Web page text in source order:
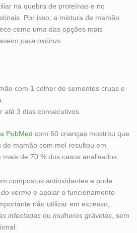
na quebra de proteínas e no
Por isso, a mistura de mamão
como uma das opções mais
para oxiúrus
com 1 colher de sementes cruas e
até 3 dias consecutivos.
PubMed com 60 crianças mostrou que
mamão com mel resultou em
de 70 % dos casos analisados.
compostos antioxidantes e pode
verme e apoiar o funcionamento
não utilizar em excesso,
infectadas ou mulheres grávidas , sem